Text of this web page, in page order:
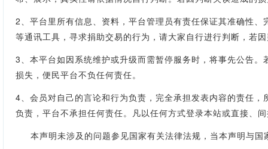
2、平台里所有信息、资料，平台管理员有责任保证其准确性
等通讯工具，寻求捐助交易的行为，请大家自行进行判断，若
3、本平台如因系统维护或升级而需暂停服务时，将事先公告
损失，便民平台不负任何责任。
4、会员对自己的言论和行为负责，完全承担发表内容的责任
负责，平台不承担任何责任。凡以任何方式登录本站或直接、
本声明未涉及的问题参见国家有关法律法规，当本声明与国